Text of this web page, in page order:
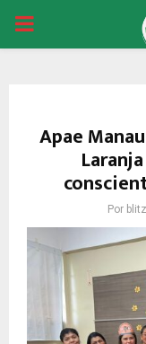
PRIMARY
Apae
Por